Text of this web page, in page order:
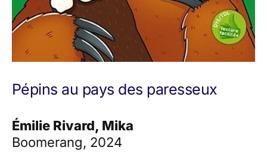
Pépins au pays des paresseux
Émilie Rivard, Mika
Boomerang, 2024